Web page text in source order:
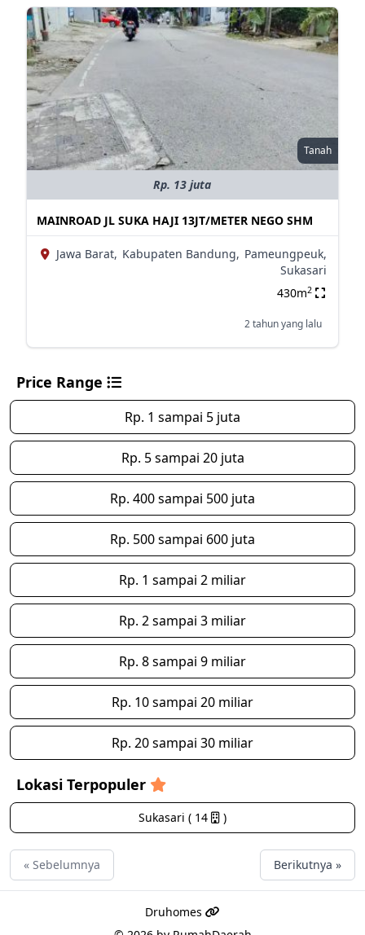
Tanah
Rp. 13 juta
MAINROAD JL SUKA HAJI 13JT/METER NEGO SHM
Jawa Barat, Kabupaten Bandung, Pameungpeuk,
Sukasari
430m2
2 tahun yang lalu
Price Range
Rp. 1 sampai 5 juta
Rp. 5 sampai 20 juta
Rp. 400 sampai 500 juta
Rp. 500 sampai 600 juta
Rp. 1 sampai 2 miliar
Rp. 2 sampai 3 miliar
Rp. 8 sampai 9 miliar
Rp. 10 sampai 20 miliar
Rp. 20 sampai 30 miliar
Lokasi Terpopuler
Sukasari ( 14 )
« Sebelumnya Berikutnya »
Druhomes